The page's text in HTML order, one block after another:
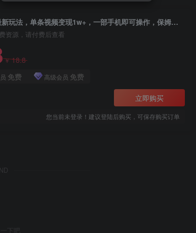
手游掘金最新玩法，单条视频变现1w+，一部手机即可操作，保姆级教程
资源，请付费后查看
￥18.8
免费 高级会员 免费
立即购买
您当前未登录！建议登陆后购买，可保存购买订单
下吧